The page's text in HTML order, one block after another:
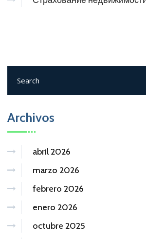
Archivos
abril 2026
marzo 2026
febrero 2026
enero 2026
octubre 2025